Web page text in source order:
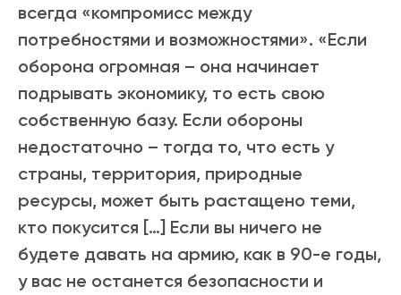
всегда «компромисс между
потребностями и возможностями». «Если
оборона огромная – она начинает
подрывать экономику, то есть свою
собственную базу. Если обороны
недостаточно – тогда то, что есть у
страны, территория, природные
ресурсы, может быть растащено теми,
кто покусится […] Если вы ничего не
будете давать на армию, как в 90-е годы,
у вас не останется безопасности и